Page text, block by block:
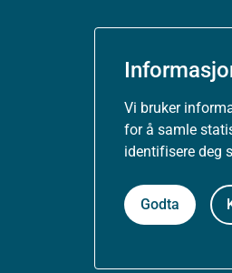
Vi bruker
for å samle
identifisere deg
Godta